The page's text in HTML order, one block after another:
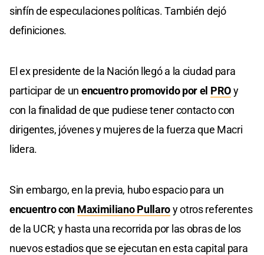
sinfín de especulaciones políticas. También dejó
definiciones.
El ex presidente de la Nación llegó a la ciudad para
participar de un encuentro promovido por el PROy
con la finalidad de que pudiese tener contacto con
dirigentes, jóvenes y mujeres de la fuerza que Macri
lidera.
Sin embargo, en la previa, hubo espacio para un
encuentro con Maximiliano Pullaroy otros referentes
de la UCR; y hasta una recorrida por las obras de los
nuevos estadios que se ejecutan en esta capital para